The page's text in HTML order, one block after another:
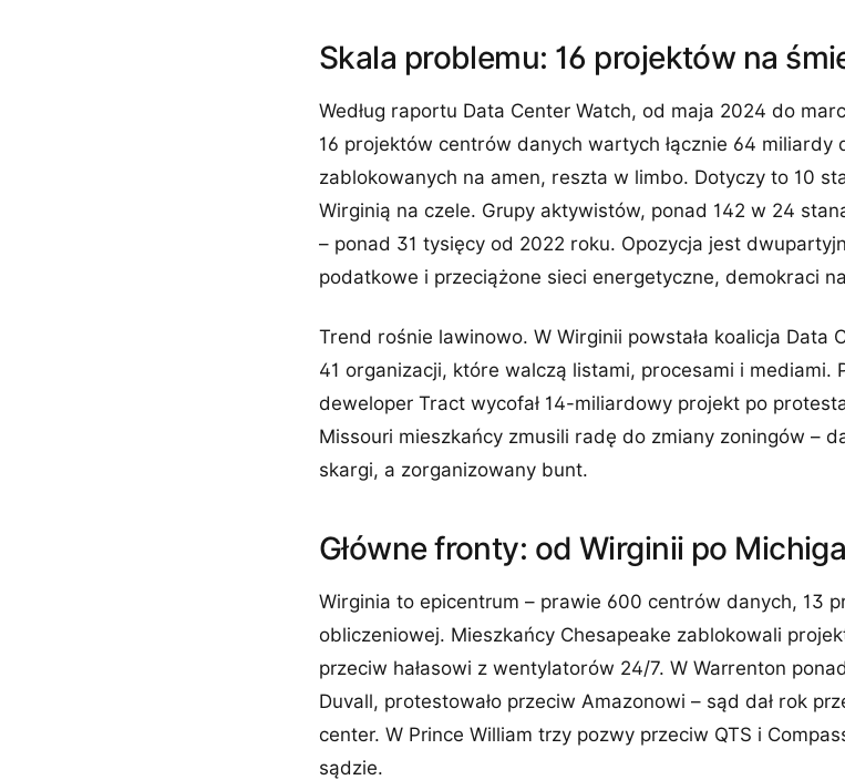
Skala problemu: 16 projektów na
Według raportu Data Center Watch, od maja 2024 do
16 projektów centrów danych wartych łącznie 64 miliardy
zablokowanych na amen, reszta w limbo. Dotyczy to 10
Wirginią na czele. Grupy aktywistów, ponad 142 w 24
– ponad 31 tysięcy od 2022 roku. Opozycja jest
podatkowe i przeciążone sieci energetyczne, demokraci
Trend rośnie lawinowo. W Wirginii powstała koalicja Data
41 organizacji, które walczą listami, procesami i mediami.
deweloper Tract wycofał 14-miliardowy projekt po
Missouri mieszkańcy zmusili radę do zmiany zoningów –
skargi, a zorganizowany bunt.
Główne fronty: od Wirginii po
Wirginia to epicentrum – prawie 600 centrów danych, 13
obliczeniowej. Mieszkańcy Chesapeake zablokowali
przeciw hałasowi z wentylatorów 24/7. W Warrenton
Duvall, protestowało przeciw Amazonowi – sąd dał rok
center. W Prince William trzy pozwy przeciw QTS i
sądzie.